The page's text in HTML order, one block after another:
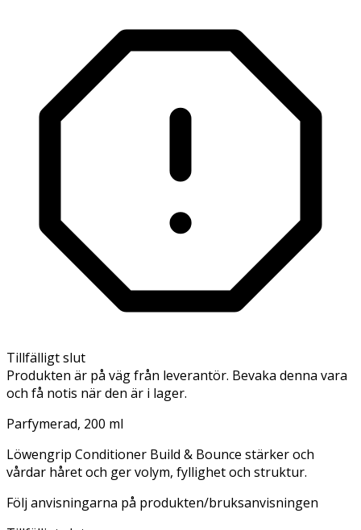
Tillfälligt slut
Produkten är på väg från leverantör. Bevaka denna vara
och få notis när den är i lager.
Parfymerad, 200 ml
Löwengrip Conditioner Build & Bounce stärker och
vårdar håret och ger volym, fyllighet och struktur.
Följ anvisningarna på produkten/bruksanvisningen